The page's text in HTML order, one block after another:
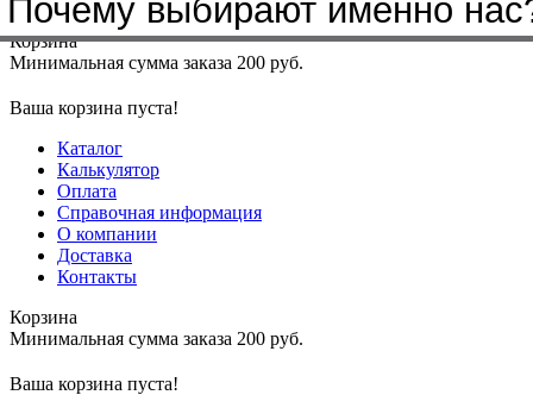
Меню+7(4912)50-37-50sbit@krep62.ru
Корзина
Минимальная сумма заказа 200 руб.
Ваша корзина пуста!
Каталог
Калькулятор
Оплата
Справочная информация
О компании
Доставка
Контакты
Корзина
Минимальная сумма заказа 200 руб.
Ваша корзина пуста!
Почему выбирают именно